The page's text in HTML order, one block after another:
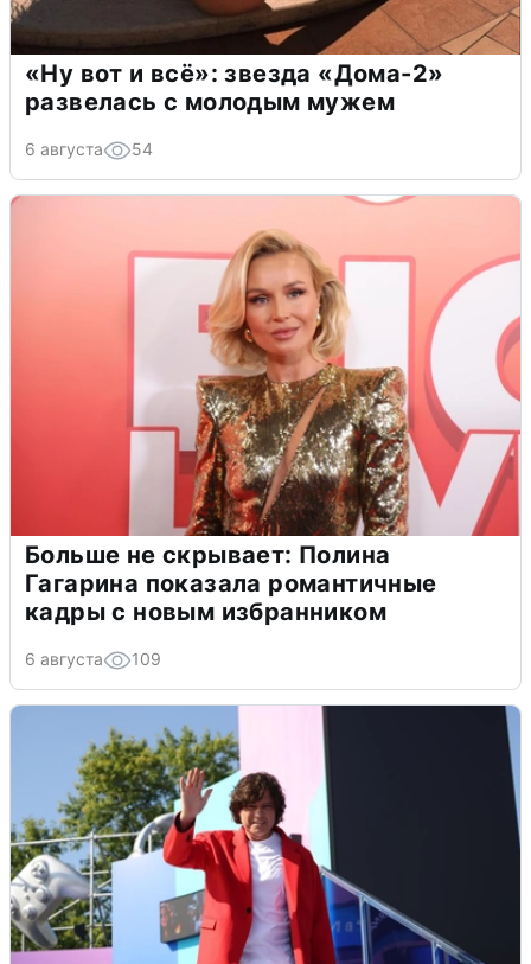
«Ну вот и всё»: звезда «Дома-2»
развелась с молодым мужем
6 августа 54
Больше не скрывает: Полина
Гагарина показала романтичные
кадры с новым избранником
6 августа 109